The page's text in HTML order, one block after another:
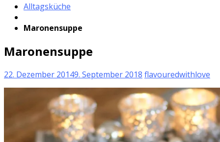
Alltagsküche
Maronensuppe
Maronensuppe
22. Dezember 20149. September 2018 flavouredwithlove